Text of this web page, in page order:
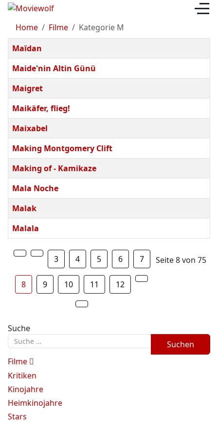
Home Filme
Kategorie M
Beiträge
Titel
Maïdan
Maide'nin Altin Günü
Maigret
Maikäfer, flieg!
Maixabel
Making Montgomery Clift
Making of - Kamikaze
Mala Noche
Malak
Malala
Seite 8 von 75
3 4 5 6 7
8 9 10 11 12
Suche
Suchen
Filme
Kritiken
Kinojahre
Heimkinojahre
Stars